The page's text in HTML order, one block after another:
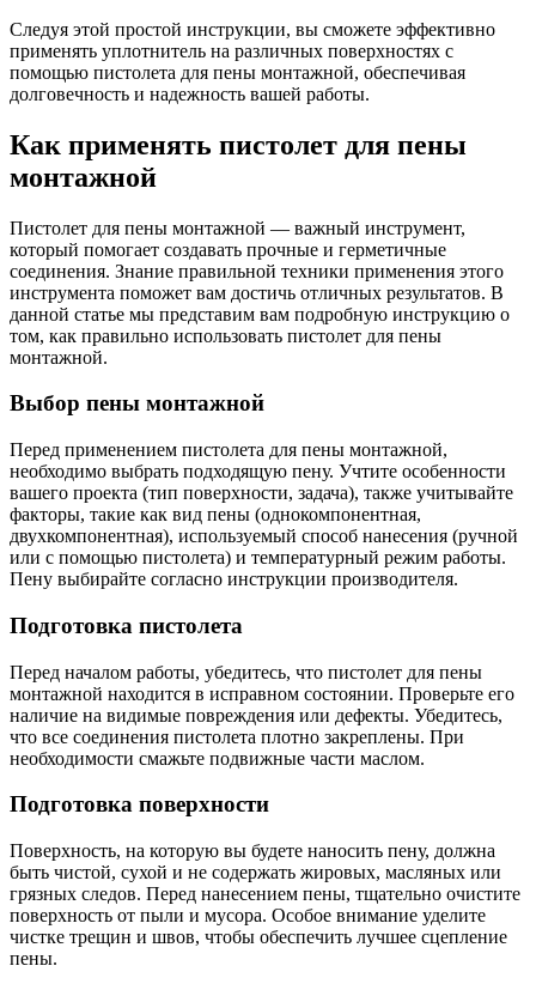
Следуя этой простой инструкции, вы сможете эффективно
применять уплотнитель на различных поверхностях с
помощью пистолета для пены монтажной, обеспечивая
долговечность и надежность вашей работы.
Как применять пистолет для пены
монтажной
Пистолет для пены монтажной — важный инструмент,
который помогает создавать прочные и герметичные
соединения. Знание правильной техники применения этого
инструмента поможет вам достичь отличных результатов. В
данной статье мы представим вам подробную инструкцию о
том, как правильно использовать пистолет для пены
монтажной.
Выбор пены монтажной
Перед применением пистолета для пены монтажной,
необходимо выбрать подходящую пену. Учтите особенности
вашего проекта (тип поверхности, задача), также учитывайте
факторы, такие как вид пены (однокомпонентная,
двухкомпонентная), используемый способ нанесения (ручной
или с помощью пистолета) и температурный режим работы.
Пену выбирайте согласно инструкции производителя.
Подготовка пистолета
Перед началом работы, убедитесь, что пистолет для пены
монтажной находится в исправном состоянии. Проверьте его
наличие на видимые повреждения или дефекты. Убедитесь,
что все соединения пистолета плотно закреплены. При
необходимости смажьте подвижные части маслом.
Подготовка поверхности
Поверхность, на которую вы будете наносить пену, должна
быть чистой, сухой и не содержать жировых, масляных или
грязных следов. Перед нанесением пены, тщательно очистите
поверхность от пыли и мусора. Особое внимание уделите
чистке трещин и швов, чтобы обеспечить лучшее сцепление
пены.